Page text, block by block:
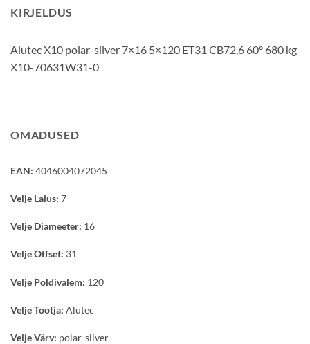
KIRJELDUS
Alutec X10 polar-silver 7×16 5×120 ET31 CB72,6 60° 680 kg
X10-70631W31-0
OMADUSED
EAN: 4046004072045
Velje Laius: 7
Velje Diameeter: 16
Velje Offset: 31
Velje Poldivalem: 120
Velje Tootja: Alutec
Velje Värv: polar-silver